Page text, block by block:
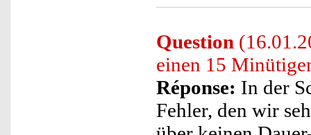
Question
einen 15
Réponse: In der
Fehler, den wir